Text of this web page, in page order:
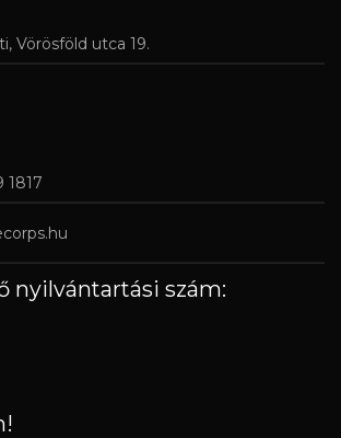
Vörösföld utca 19.
1817
nyilvántartási szám: